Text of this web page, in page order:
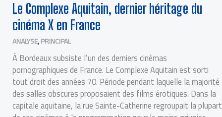
Le Complexe Aquitain, dernier héritage du
cinéma X en France
ANALYSE,PRINCIPAL
À Bordeaux subsiste l’un des derniers cinémas
pornographiques de France. Le Complexe Aquitain est sorti
tout droit des années 70. Période pendant laquelle la majorité
des salles obscures proposaient des films érotiques. Dans la
capitale aquitaine, la rue Sainte-Catherine regroupait la plupart